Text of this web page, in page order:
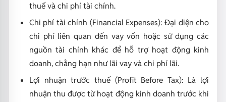
thuế và chi phí tài chính.
Chi phí tài chính (Financial Expenses): Đại diện cho
chi phí liên quan đến vay vốn hoặc sử dụng các
nguồn tài chính khác để hỗ trợ hoạt động kinh
doanh, chẳng hạn như lãi vay và chi phí lãi.
Lợi nhuận trước thuế (Profit Before Tax): Là lợi
nhuận thu được từ hoạt động kinh doanh trước khi